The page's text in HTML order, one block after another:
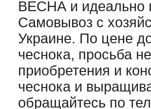
ВЕСНА и идеально
Самовывоз с
Украине. По цене
чеснока, просьба
приобретения и
чеснока и
обращайтесь по